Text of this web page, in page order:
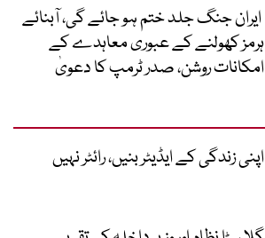
ایران جنگ جلد ختم ہو جائے گی، آبنائے
ہرمز کھولنے کے عبوری معاہدے کے
امکانات روشن، صدر ٹرمپ کا دعویٰ
اپنی زندگی کے ایڈیٹر بنیں، رائٹر نہیں